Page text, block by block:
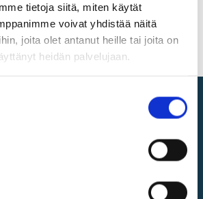
tietoja siitä, miten käytät
voivat yhdistää näitä
joita olet antanut heille tai joita on
heidän palvelujaan.
in Finnish